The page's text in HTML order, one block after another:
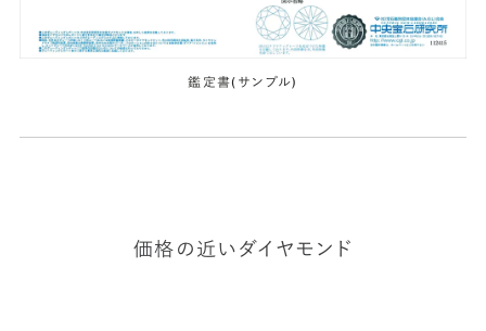
鑑定書(サンプル)
価格の近いダイヤモンド